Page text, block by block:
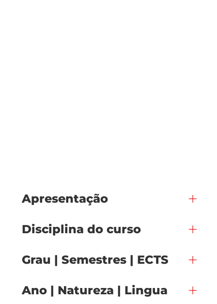
Apresentação
Disciplina do curso
Grau | Semestres | ECTS
Ano | Natureza | Lingua